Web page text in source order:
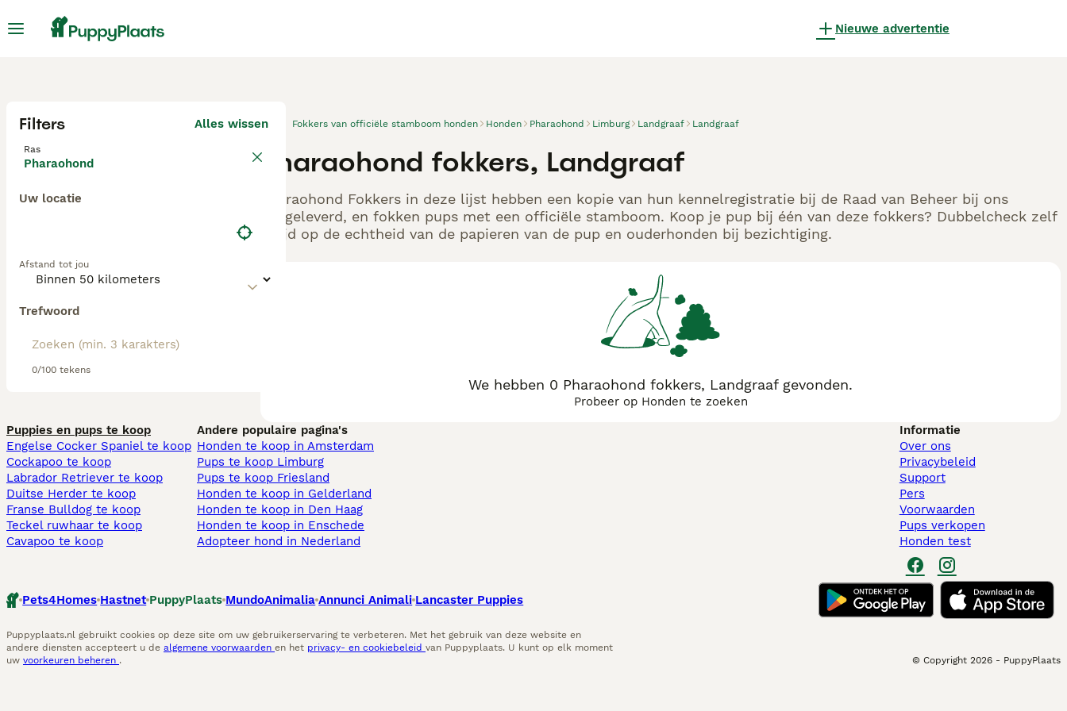
Nieuwe advertentie
Filters Alles wissen
Ras
Pharaohond
Uw locatie
Afstand tot jou
Trefwoord
0/100 tekens
Fokkers van officiële stamboom honden Honden Pharaohond Limburg Landgraaf Landgraaf
Pharaohond fokkers, Landgraaf
Pharaohond Fokkers in deze lijst hebben een kopie van hun kennelregistratie bij de Raad van Beheer bij ons
aangeleverd, en fokken pups met een officiële stamboom. Koop je pup bij één van deze fokkers? Dubbelcheck zelf
altijd op de echtheid van de papieren van de pup en ouderhonden bij bezichtiging.
We hebben 0 Pharaohond fokkers, Landgraaf gevonden.
Probeer op Honden te zoeken
Puppies en pups te koop
Engelse Cocker Spaniel te koop
Cockapoo te koop
Labrador Retriever te koop
Duitse Herder te koop
Franse Bulldog te koop
Teckel ruwhaar te koop
Cavapoo te koop
Andere populaire pagina's
Honden te koop in Amsterdam
Pups te koop Limburg​
Pups te koop Friesland​
Honden te koop in Gelderland
Honden te koop in Den Haag
Honden te koop in Enschede
Adopteer hond in Nederland
Informatie
Over ons
Privacybeleid
Support
Pers
Voorwaarden
Pups verkopen
Honden test
Pets4Homes Hastnet PuppyPlaats MundoAnimalia Annunci Animali Lancaster Puppies
Puppyplaats.nl gebruikt cookies op deze site om uw gebruikerservaring te verbeteren. Met het gebruik van deze website en
andere diensten accepteert u de algemene voorwaarden en het privacy- en cookiebeleid van Puppyplaats. U kunt op elk moment
uw voorkeuren beheren . © Copyright 2026 - PuppyPlaats